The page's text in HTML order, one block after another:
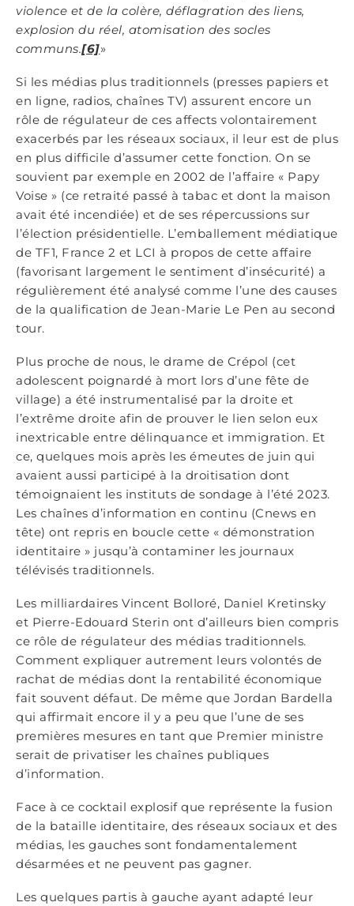
violence et de la colère, déflagration des liens,
explosion du réel, atomisation des socles
communs.[6]»
Si les médias plus traditionnels (presses papiers et
en ligne, radios, chaînes TV) assurent encore un
rôle de régulateur de ces affects volontairement
exacerbés par les réseaux sociaux, il leur est de plus
en plus difficile d’assumer cette fonction. On se
souvient par exemple en 2002 de l’affaire « Papy
Voise » (ce retraité passé à tabac et dont la maison
avait été incendiée) et de ses répercussions sur
l’élection présidentielle. L’emballement médiatique
de TF1, France 2 et LCI à propos de cette affaire
(favorisant largement le sentiment d’insécurité) a
régulièrement été analysé comme l’une des causes
de la qualification de Jean-Marie Le Pen au second
tour.
Plus proche de nous, le drame de Crépol (cet
adolescent poignardé à mort lors d’une fête de
village) a été instrumentalisé par la droite et
l’extrême droite afin de prouver le lien selon eux
inextricable entre délinquance et immigration. Et
ce, quelques mois après les émeutes de juin qui
avaient aussi participé à la droitisation dont
témoignaient les instituts de sondage à l’été 2023.
Les chaînes d’information en continu (Cnews en
tête) ont repris en boucle cette « démonstration
identitaire » jusqu’à contaminer les journaux
télévisés traditionnels.
Les milliardaires Vincent Bolloré, Daniel Kretinsky
et Pierre-Edouard Sterin ont d’ailleurs bien compris
ce rôle de régulateur des médias traditionnels.
Comment expliquer autrement leurs volontés de
rachat de médias dont la rentabilité économique
fait souvent défaut. De même que Jordan Bardella
qui affirmait encore il y a peu que l’une de ses
premières mesures en tant que Premier ministre
serait de privatiser les chaînes publiques
d’information.
Face à ce cocktail explosif que représente la fusion
de la bataille identitaire, des réseaux sociaux et des
médias, les gauches sont fondamentalement
désarmées et ne peuvent pas gagner.
Les quelques partis à gauche ayant adapté leur